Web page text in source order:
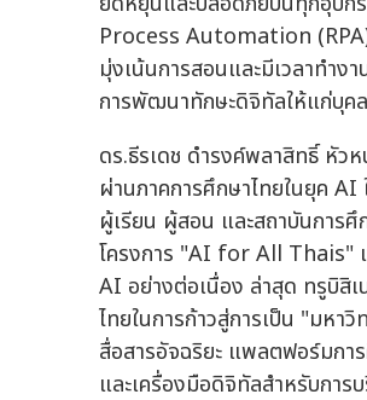
Process Automation (RPA)
มุ่งเน้นการสอนและมีเวลาทำ
การพัฒนาทักษะดิจิทัลให้แก่บุค
ดร.ธีรเดช ดำรงค์พลาสิทธิ์ หัว
ผ่านภาคการศึกษาไทยในยุค
ผู้เรียน ผู้สอน และสถาบันการ
โครงการ "AI for All Thais" เ
AI อย่างต่อเนื่อง ล่าสุด ทรูบิสิ
ไทยในการก้าวสู่การเป็น "มหา
สื่อสารอัจฉริยะ แพลตฟอร์มการ
และเครื่องมือดิจิทัลสำหรับกา